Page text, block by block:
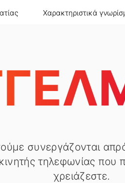
Χαρακτηριστικά
συνεργάζονται
τηλεφωνίας που
χρειάζεστε.